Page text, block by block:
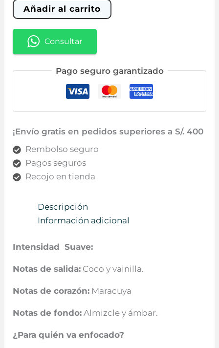
cantidad
Añadir al carrito
Consultar
Pago seguro garantizado
¡Envío gratis en pedidos superiores a S/. 400
Rembolso seguro
Pagos seguros
Recojo en tienda
Descripción
Información adicional
Intensidad Suave:
Notas de salida: Coco y vainilla.
Notas de corazón: Maracuya
Notas de fondo: Almizcle y ámbar.
¿Para quién va enfocado?